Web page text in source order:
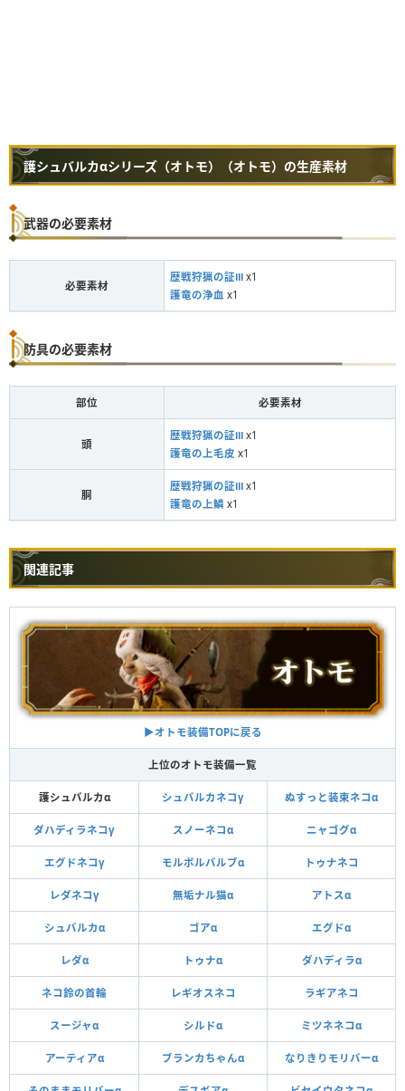
護シュバルカαシリーズ（オトモ）（オトモ）の生産素材
武器の必要素材
必要素材
歴戦狩猟の証Ⅲ x1
護竜の浄血 x1
防具の必要素材
部位 必要素材
頭
歴戦狩猟の証Ⅲ x1
護竜の上毛皮 x1
胴
歴戦狩猟の証Ⅲ x1
護竜の上鱗 x1
関連記事
▶︎オトモ装備TOPに戻る
上位のオトモ装備一覧
護シュバルカα シュバルカネコγ ぬすっと装束ネコα
ダハディラネコγ スノーネコα ニャゴグα
エグドネコγ モルボルバルブα トゥナネコ
レダネコγ 無垢ナル猫α アトスα
シュバルカα ゴアα エグドα
レダα トゥナα ダハディラα
ネコ鈴の首輪 レギオスネコ ラギアネコ
スージャα シルドα ミツネネコα
アーティアα ブランカちゃんα なりきりモリバーα